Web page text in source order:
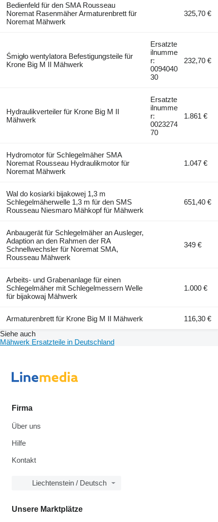
Bedienfeld für den SMA Rousseau
Noremat Rasenmäher Armaturenbrett für
Noremat Mähwerk
325,70 €
Śmigło wentylatora Befestigungsteile für
Krone Big M II Mähwerk
Ersatzte
ilnumme
r:
0094040
30
232,70 €
Hydraulikverteiler für Krone Big M II
Mähwerk
Ersatzte
ilnumme
r:
0023274
70
1.861 €
Hydromotor für Schlegelmäher SMA
Noremat Rousseau Hydraulikmotor für
Noremat Mähwerk
1.047 €
Wal do kosiarki bijakowej 1,3 m
Schlegelmäherwelle 1,3 m für den SMS
Rousseau Niesmaro Mähkopf für Mähwerk
651,40 €
Anbaugerät für Schlegelmäher an Ausleger,
Adaption an den Rahmen der RA
Schnellwechsler für Noremat SMA,
Rousseau Mähwerk
349 €
Arbeits- und Grabenanlage für einen
Schlegelmäher mit Schlegelmessern Welle
für bijakowaj Mähwerk
1.000 €
Armaturenbrett für Krone Big M II Mähwerk
116,30 €
Siehe auch
Mähwerk Ersatzteile in Deutschland
Firma
Über uns
Hilfe
Kontakt
Liechtenstein / Deutsch
Unsere Marktplätze